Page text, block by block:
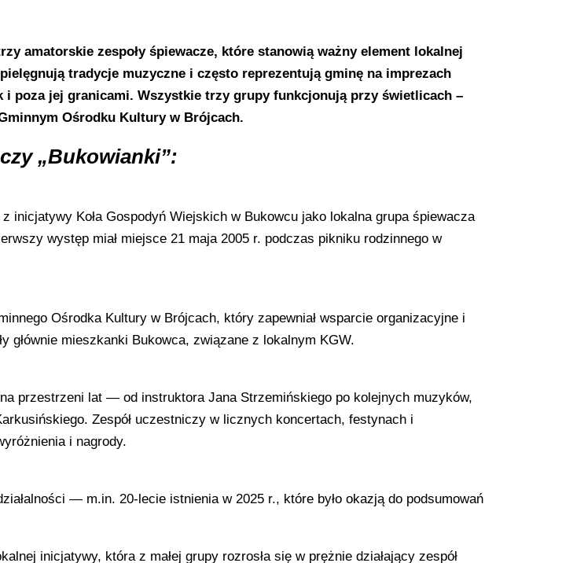
amatorskie zespoły śpiewacze, które stanowią ważny element lokalnej
tradycje muzyczne i często reprezentują gminę na imprezach
i poza jej granicami. Wszystkie trzy grupy funkcjonują przy świetlicach –
Ośrodku Kultury w Brójcach.
„Bukowianki”:
z inicjatywy Koła Gospodyń Wiejskich w Bukowcu jako lokalna grupa śpiewacza
występ miał miejsce 21 maja 2005 r. podczas pikniku rodzinnego w
Ośrodka Kultury w Brójcach, który zapewniał wsparcie organizacyjne i
głównie mieszkanki Bukowca, związane z lokalnym KGW.
przestrzeni lat — od instruktora Jana Strzemińskiego po kolejnych muzyków,
Zespół uczestniczy w licznych koncertach, festynach i
i nagrody.
— m.in. 20-lecie istnienia w 2025 r., które było okazją do podsumowań
inicjatywy, która z małej grupy rozrosła się w prężnie działający zespół